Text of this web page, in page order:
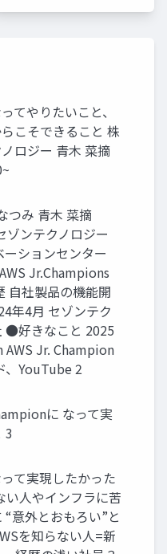
てやりたいこと、
こそできること 株
ロジー 青木 菜摘
つみ 青木 菜摘
ゾンテクノロジー
ションセンター
Jr.Champions
社製品の機能開
年4月 セゾンテク
●好きなこと 2025
AWS Jr. Champion
、YouTube 2
に なって実
3
て実現したかった
い人やインフラに苦
意外とおもろい”と
を知らない人=新